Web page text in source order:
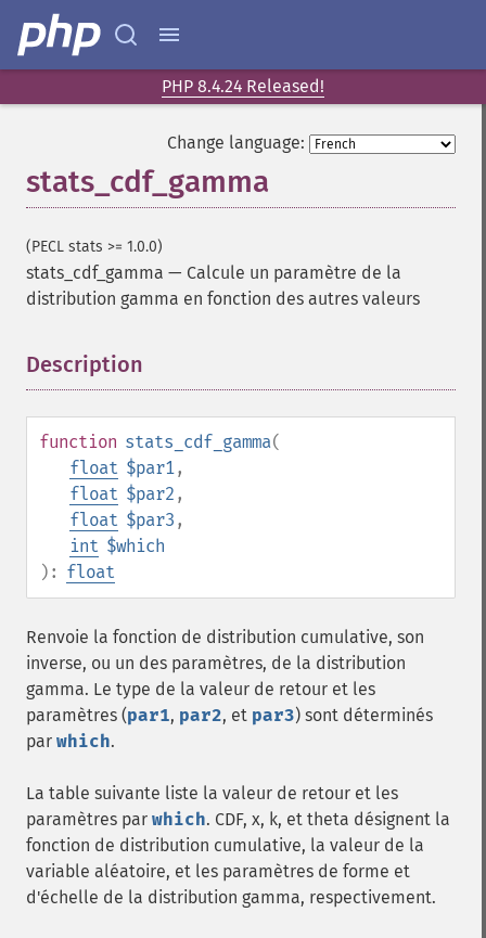
PHP 8.4.24 Released!
Change language:
stats_cdf_gamma
(PECL stats >= 1.0.0)
stats_cdf_gamma — Calcule un paramètre de la
distribution gamma en fonction des autres valeurs
Description
function stats_cdf_gamma(
float $par1,
float $par2 ,
float $par3 ,
int $which
): float
Renvoie la fonction de distribution cumulative, son
inverse, ou un des paramètres, de la distribution
gamma. Le type de la valeur de retour et les
paramètres (par1, par2, et par3) sont déterminés
par which.
La table suivante liste la valeur de retour et les
paramètres par which. CDF, x, k, et theta désignent la
fonction de distribution cumulative, la valeur de la
variable aléatoire, et les paramètres de forme et
d'échelle de la distribution gamma, respectivement.